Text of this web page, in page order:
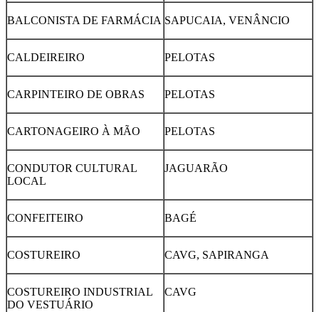
BALCONISTA DE FARMÁCIA SAPUCAIA, VENÂNCIO
CALDEIREIRO PELOTAS
CARPINTEIRO DE OBRAS PELOTAS
CARTONAGEIRO À MÃO PELOTAS
CONDUTOR CULTURAL
LOCAL
JAGUARÃO
CONFEITEIRO BAGÉ
COSTUREIRO CAVG, SAPIRANGA
COSTUREIRO INDUSTRIAL
DO VESTUÁRIO
CAVG